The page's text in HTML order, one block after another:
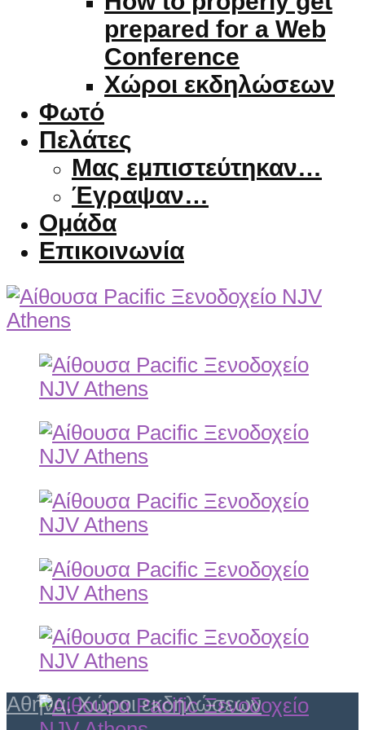
prepared for a Web
Conference
Χώροι εκδηλώσεων
Φωτό
Πελάτες
Μας εμπιστεύτηκαν…
Έγραψαν…
Ομάδα
Επικοινωνία
Αθήνα,Χώροι εκδηλώσεων